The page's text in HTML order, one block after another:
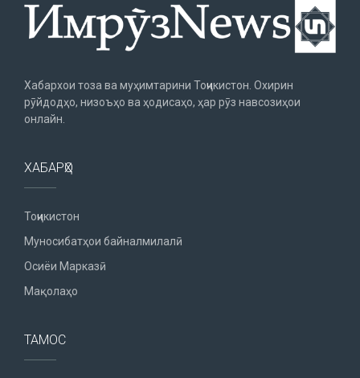
Хабархои тоза ва муҳимтарини Тоҷикистон. Охирин
рӯйдодҳо, низоъҳо ва ҳодисаҳо, ҳар рӯз навсозиҳои
онлайн.
ХАБАРҲО
Тоҷикистон
Муносибатҳои байналмилалӣ
Осиёи Марказӣ
Мақолаҳо
ТАМОС